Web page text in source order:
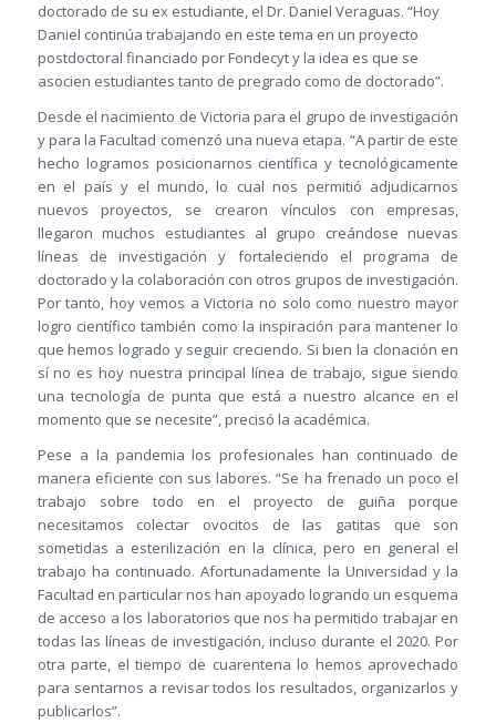
doctorado de su ex estudiante, el Dr. Daniel Veraguas. “Hoy
Daniel continúa trabajando en este tema en un proyecto
postdoctoral financiado por Fondecyt y la idea es que se
asocien estudiantes tanto de pregrado como de doctorado”.
Desde el nacimiento de Victoria para el grupo de investigación
y para la Facultad comenzó una nueva etapa. “A partir de este
hecho logramos posicionarnos científica y tecnológicamente
en el país y el mundo, lo cual nos permitió adjudicarnos
nuevos proyectos, se crearon vínculos con empresas,
llegaron muchos estudiantes al grupo creándose nuevas
líneas de investigación y fortaleciendo el programa de
doctorado y la colaboración con otros grupos de investigación.
Por tanto, hoy vemos a Victoria no solo como nuestro mayor
logro científico también como la inspiración para mantener lo
que hemos logrado y seguir creciendo. Si bien la clonación en
sí no es hoy nuestra principal línea de trabajo, sigue siendo
una tecnología de punta que está a nuestro alcance en el
momento que se necesite”, precisó la académica.
Pese a la pandemia los profesionales han continuado de
manera eficiente con sus labores. “Se ha frenado un poco el
trabajo sobre todo en el proyecto de guiña porque
necesitamos colectar ovocitos de las gatitas que son
sometidas a esterilización en la clínica, pero en general el
trabajo ha continuado. Afortunadamente la Universidad y la
Facultad en particular nos han apoyado logrando un esquema
de acceso a los laboratorios que nos ha permitido trabajar en
todas las líneas de investigación, incluso durante el 2020. Por
otra parte, el tiempo de cuarentena lo hemos aprovechado
para sentarnos a revisar todos los resultados, organizarlos y
publicarlos”.